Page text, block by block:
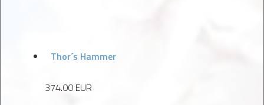
Thor´s Hammer
374.00 EUR